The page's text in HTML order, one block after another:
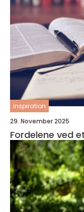
inspiration
29. November 2025
Fordelene ved